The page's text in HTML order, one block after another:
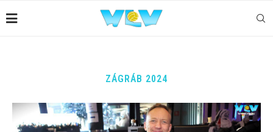
ZÁGRÁB 2024